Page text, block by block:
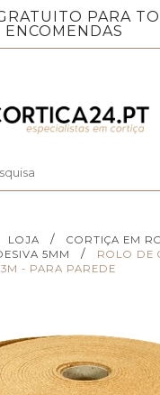
PARA
ENCOMENDAS
LOJA / CORTIÇA EM
5MM
/
ROLO DE
- PARA PAREDE